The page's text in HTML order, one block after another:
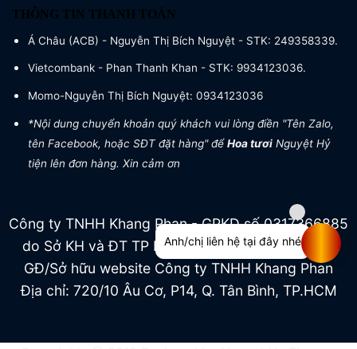
THÔNG TIN THANH TOÁN
Á Châu (ACB) - Nguyễn Thị Bích Nguyệt - STK: 249358339.
Vietcombank - Phan Thanh Khan - STK: 9934123036.
Momo-Nguyễn Thị Bích Nguyệt: 0934123036
*Nội dung chuyển khoản quý khách vui lòng điền "Tên Zalo,
tên Facebook, hoặc SĐT đặt hàng" đểHoa tươi Nguyệt Hỷ
tiện lên đơn hàng. Xin cảm ơn
Công ty TNHH Khang Phan - GPKD số 0317366885
do Sở KH và ĐT TP HCM cấp ngày 04/07/2022
GĐ/Sở hữu website Công ty TNHH Khang Phan
Địa chỉ: 720/10 Âu Cơ, P14, Q. Tân Bình, TP.HCM
Anh/chị liên hệ tại đây nhé